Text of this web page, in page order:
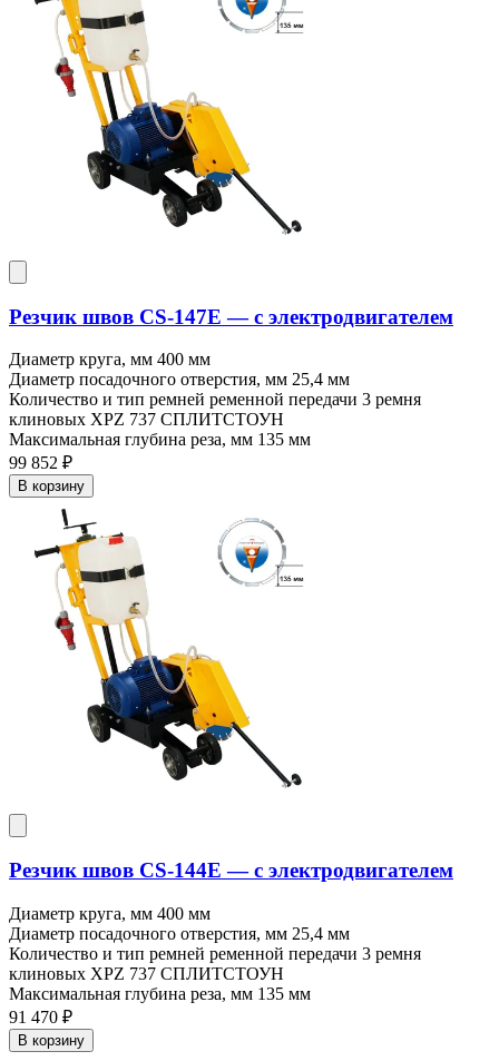
Резчик швов CS-147E — c электродвигателем
Диаметр круга, мм 400 мм
Диаметр посадочного отверстия, мм 25,4 мм
Количество и тип ремней ременной передачи 3 ремня
клиновых XPZ 737 СПЛИТСТОУН
Максимальная глубина реза, мм 135 мм
99 852 ₽
В корзину
Резчик швов CS-144E — c электродвигателем
Диаметр круга, мм 400 мм
Диаметр посадочного отверстия, мм 25,4 мм
Количество и тип ремней ременной передачи 3 ремня
клиновых XPZ 737 СПЛИТСТОУН
Максимальная глубина реза, мм 135 мм
91 470 ₽
В корзину